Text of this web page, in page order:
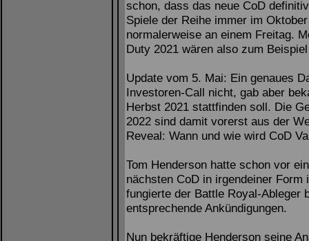
schon, dass das neue CoD
Spiele der Reihe immer im
normalerweise an einem Freitag.
Duty 2021 wären also zum
Update vom 5. Mai: Ein genaues
Investoren-Call nicht, gab aber
Herbst 2021 stattfinden soll. Die
2022 sind damit vorerst aus der
Reveal: Wann und wie wird CoD
Tom Henderson hatte schon vor
nächsten CoD in irgendeiner
fungierte der Battle Royal-Ableger
entsprechende Ankündigungen.
Nun bekräftige Henderson seine